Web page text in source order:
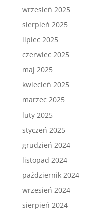
wrzesień 2025
sierpień 2025
lipiec 2025
czerwiec 2025
maj 2025
kwiecień 2025
marzec 2025
luty 2025
styczeń 2025
grudzień 2024
listopad 2024
październik 2024
wrzesień 2024
sierpień 2024